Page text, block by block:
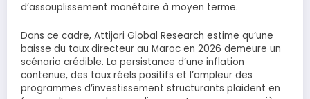
d’assouplissement monétaire à moyen terme.
Dans ce cadre, Attijari Global Research estime qu’une
baisse du taux directeur au Maroc en 2026 demeure un
scénario crédible. La persistance d’une inflation
contenue, des taux réels positifs et l’ampleur des
programmes d’investissement structurants plaident en